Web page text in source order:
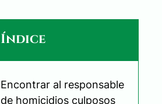
Índice
Encontrar al responsable
de homicidios culposos